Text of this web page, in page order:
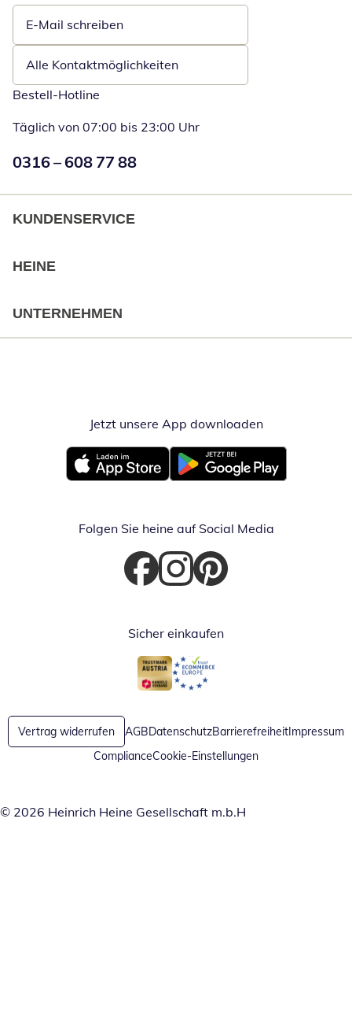
E-Mail schreiben
Öffnet E-Mail-Client
Alle Kontaktmöglichkeiten
Bestell-Hotline
Täglich von 07:00 bis 23:00 Uhr
Numéro de téléphone:
0316 – 608 77 88
KUNDENSERVICE
HEINE
UNTERNEHMEN
Jetzt unsere App downloadenÖffnet in
Öffnet in neuem FensterÖffnet in neuem Fenster
Folgen Sie heine auf Social Media
Öffnet in neuem Fenster
Öffnet in neuem Fenster
Öffnet in neuem Fenster
Sicher einkaufen
Öffnet in neuem Fenster
Öffnet in neuem Fenster
Vertrag widerrufen AGBDatenschutzBarrierefreiheitImpressum
ComplianceCookie-Einstellungen
© 2026 Heinrich Heine Gesellschaft m.b.H